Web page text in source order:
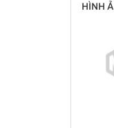
HÌNH